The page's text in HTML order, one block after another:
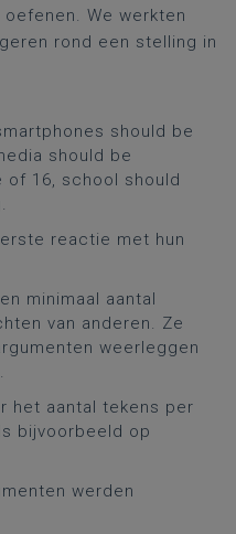
We werkten
rond een stelling in
should be
should be
16, school should
reactie met hun
minimaal aantal
van anderen. Ze
weerleggen
het aantal tekens per
bijvoorbeeld op
werden